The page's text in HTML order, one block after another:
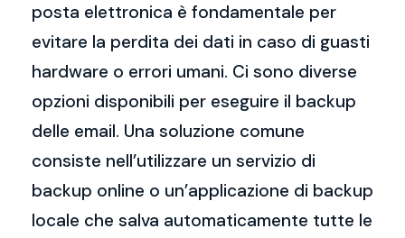
posta elettronica è fondamentale per
evitare la perdita dei dati in caso di guasti
hardware o errori umani. Ci sono diverse
opzioni disponibili per eseguire il backup
delle email. Una soluzione comune
consiste nell’utilizzare un servizio di
backup online o un’applicazione di backup
locale che salva automaticamente tutte le